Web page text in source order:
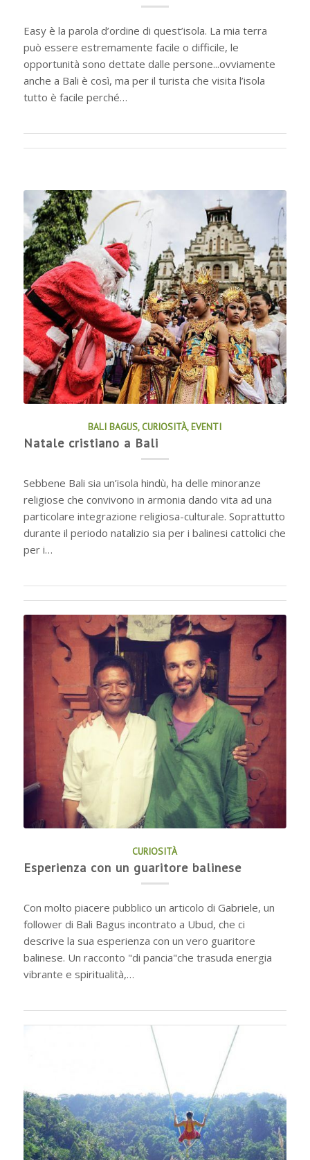
Easy è la parola d’ordine di quest’isola. La mia terra
può essere estremamente facile o difficile, le
opportunità sono dettate dalle persone...ovviamente
anche a Bali è così, ma per il turista che visita l’isola
tutto è facile perché…
BALI BAGUS,CURIOSITÀ,EVENTI
Natale cristiano a Bali
Sebbene Bali sia un’isola hindù, ha delle minoranze
religiose che convivono in armonia dando vita ad una
particolare integrazione religiosa-culturale. Soprattutto
durante il periodo natalizio sia per i balinesi cattolici che
per i…
CURIOSITÀ
Esperienza con un guaritore balinese
Con molto piacere pubblico un articolo di Gabriele, un
follower di Bali Bagus incontrato a Ubud, che ci
descrive la sua esperienza con un vero guaritore
balinese. Un racconto "di pancia"che trasuda energia
vibrante e spiritualità,…